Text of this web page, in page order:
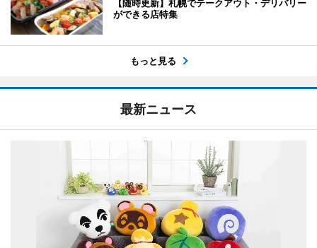
【随時更新】札幌でテークアウト・デリバリー
ができる店特集
もっと見る
最新ニュース